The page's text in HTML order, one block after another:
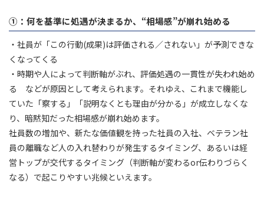
①：何を基準に処遇が決まるか、 “相場感”が崩れ始める
・社員が「この行動(成果)は評価される／されない」が予測できな
くなってくる
・時期や人によって判断軸がぶれ、評価処遇の一貫性が失われ始め
る などが原因として考えられます。それゆえ、これまで機能し
ていた「察する」「説明なくとも理由が分かる」が成立しなくな
り、暗黙知だった相場感が崩れ始めます。
社員数の増加や、新たな価値観を持った社員の入社、ベテラン社
員の離職など人の入れ替わりが発生するタイミング、あるいは経
営トップが交代するタイミング（判断軸が変わるor伝わりづらく
なる）で起こりやすい兆候といえます。